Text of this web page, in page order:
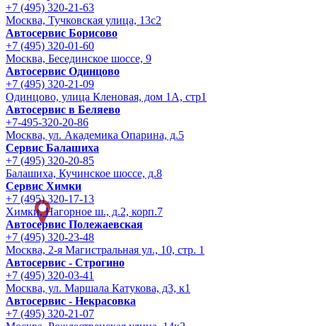
+7 (495) 320-21-63
Москва, Тучковская улица, 13с2
Автосервис Борисово
+7 (495) 320-01-60
Москва, Бесединское шоссе, 9
Автосервис Одинцово
+7 (495) 320-21-09
Одинцово, улица Кленовая, дом 1А, стр1
Автосервис в Беляево
+7-495-320-20-86
Москва, ул. Академика Опарина, д.5
Сервис Балашиха
+7 (495) 320-20-85
Балашиха, Кучинское шоссе, д.8
Сервис Химки
+7 (495) 320-17-13
Химки, Нагорное ш., д.2, корп.7
Автосервис Полежаевская
+7 (495) 320-23-48
Москва, 2-я Магистральная ул., 10, стр. 1
Автосервис - Строгино
+7 (495) 320-03-41
Москва, ул. Маршала Катукова, д3, к1
Автосервис - Некрасовка
+7 (495) 320-21-07